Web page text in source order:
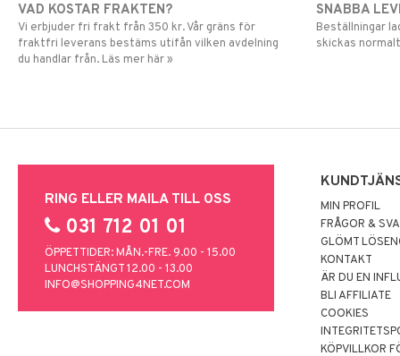
VAD KOSTAR FRAKTEN?
Vi erbjuder fri frakt från 350 kr. Vår gräns för
fraktfri leverans bestäms utifån vilken avdelning
du handlar från. Läs mer här »
SNABBA
Beställningar
skickas
RING ELLER MAILA TILL OSS
031 712 01 01
ÖPPETTIDER: MÅN.-FRE. 9.00 - 15.00
LUNCHSTÄNGT 12.00 - 13.00
INFO@SHOPPING4NET.COM
MIN PROFIL
FRÅGOR &
GLÖMT
KONTAKT
ÄR DU EN
BLI AFFILIATE
COOKIES
KÖPVILLKOR